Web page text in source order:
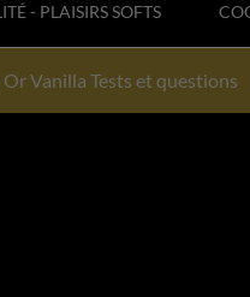
- PLAISIRS SOFTS
Vanilla Tests et questions